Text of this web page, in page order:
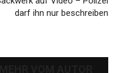
darf ihn nur beschreiben